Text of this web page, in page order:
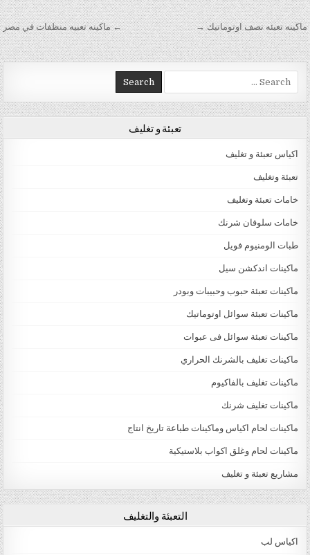
تصفّح المقالات ← ماكينه تعبيه منظفات في مصر ماكينه تعبئه نصف اوتوماتيك →
Search for:
تعبئة و تغليف
اكياس تعبئة و تغليف
تعبئة وتغليف
خامات تعبئة وتغليف
خامات سلوفان شرنك
طبات الومنيوم فويل
ماكينات اندكشن سيل
ماكينات تعبئة حبوب وحبيبات وبودر
ماكينات تعبئة سوائل اوتوماتيك
ماكينات تعبئة سوائل فى عبوات
ماكينات تغليف بالشرنك الحراري
ماكينات تغليف بالفاكيوم
ماكينات تغليف شرنك
ماكينات لحام اكياس وماكينات طباعة تاريخ انتاج
ماكينات لحام وغلق اكواب بلاستيكية
مشاريع تعبئة و تغليف
التعبئة والتغليف
اكياس لب